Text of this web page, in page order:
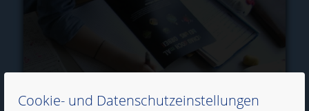
Cookie- und Datenschutzeinstellungen
collegebook